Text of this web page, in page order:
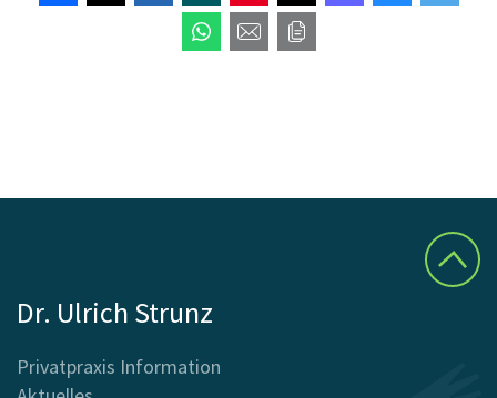
Dr. Ulrich Strunz
Privatpraxis Information